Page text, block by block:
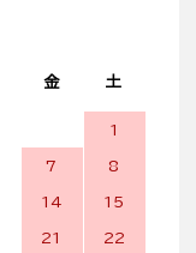
金 土
1
7 8
14 15
21 22